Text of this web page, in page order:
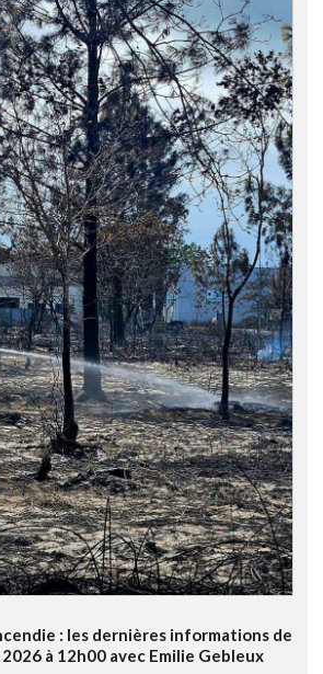
: les dernières informations de
à 12h00 avec Emilie Gebleux